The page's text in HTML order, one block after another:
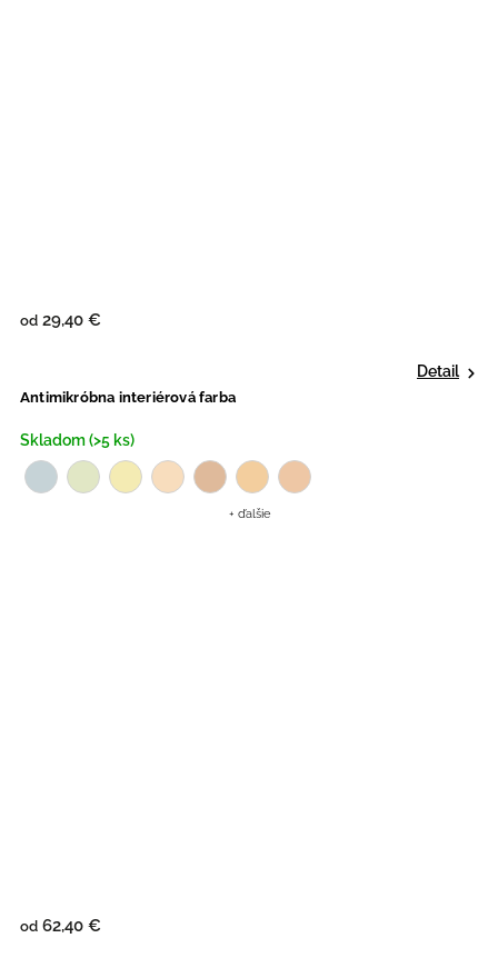
Antimikróbna interiérová farba
Skladom (>5 ks)
od 29,40 €
Detail
+ ďalšie
od 62,40 €